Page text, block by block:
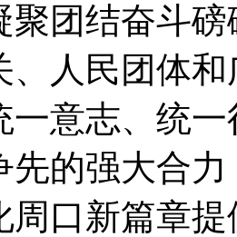
团结奋斗磅
、人民团体
一意志、统一
先的强大合力
周口新篇章